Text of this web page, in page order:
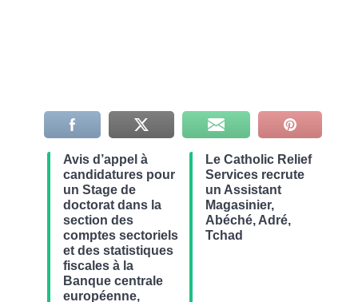
Avis d’appel à
candidatures pour
un Stage de
doctorat dans la
section des
comptes sectoriels
et des statistiques
fiscales à la
Banque centrale
européenne,
Le Catholic Relief
Services recrute
un Assistant
Magasinier,
Abéché, Adré,
Tchad